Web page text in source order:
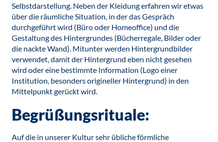
Selbstdarstellung. Neben der Kleidung erfahren wir etwas
über die räumliche Situation, in der das Gespräch
durchgeführt wird (Büro oder Homeoffice) und die
Gestaltung des Hintergrundes (Bücherregale, Bilder oder
die nackte Wand). Mitunter werden Hintergrundbilder
verwendet, damit der Hintergrund eben nicht gesehen
wird oder eine bestimmte Information (Logo einer
Institution, besonders origineller Hintergrund) in den
Mittelpunkt gerückt wird.
Begrüßungsrituale:
Auf die in unserer Kultur sehr übliche förmliche